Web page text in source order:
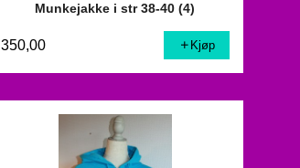
Munkejakke i str 38-40 (4)
350,00 Kjøp